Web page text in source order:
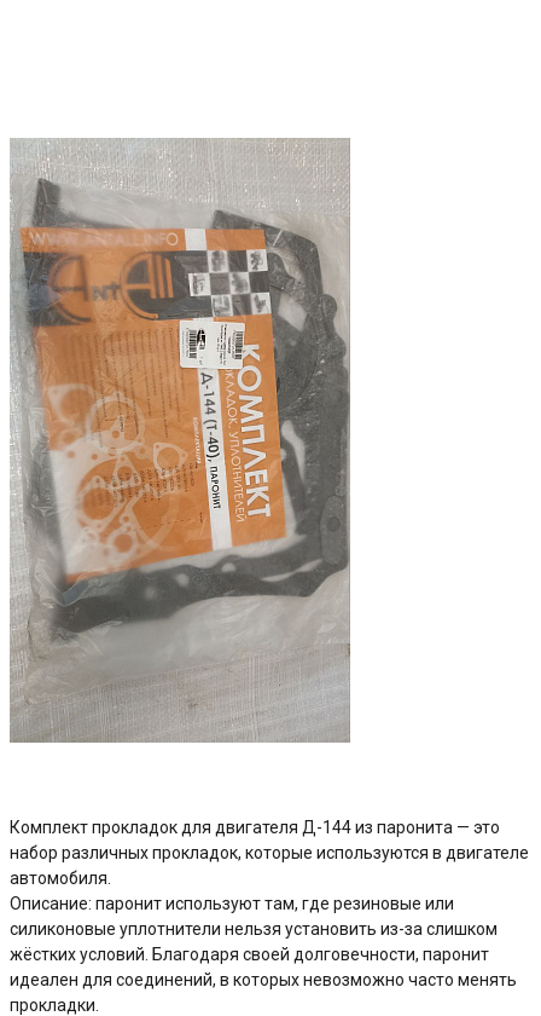
Нет в наличии
356.03 ₽
Комплект прокладок для двигателя Д-144 из паронита — это
набор различных прокладок, которые используются в двигателе
автомобиля.
Описание: паронит используют там, где резиновые или
силиконовые уплотнители нельзя установить из-за слишком
жёстких условий. Благодаря своей долговечности, паронит
идеален для соединений, в которых невозможно часто менять
прокладки.